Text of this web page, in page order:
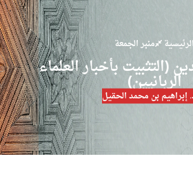
الرئيسية منبر الجمعة
(التثبيت بأخبار العلماء
الربانيين)
إبراهيم بن محمد الحقيل